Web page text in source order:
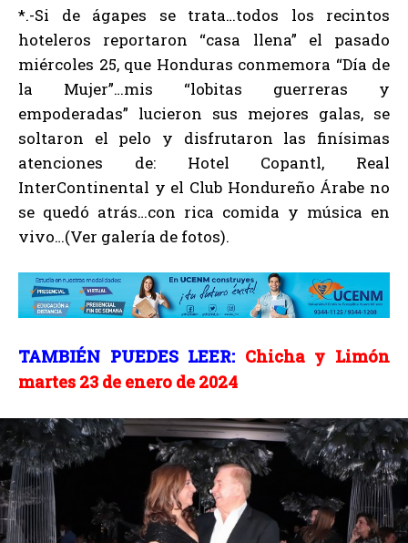
*.-Si de ágapes se trata…todos los recintos
hoteleros reportaron “casa llena” el pasado
miércoles 25, que Honduras conmemora “Día de
la Mujer”…mis “lobitas guerreras y
empoderadas” lucieron sus mejores galas, se
soltaron el pelo y disfrutaron las finísimas
atenciones de: Hotel Copantl, Real
InterContinental y el Club Hondureño Árabe no
se quedó atrás…con rica comida y música en
vivo…(Ver galería de fotos).
TAMBIÉN PUEDES LEER: Chicha y Limón
martes 23 de enero de 2024